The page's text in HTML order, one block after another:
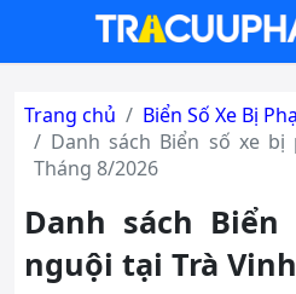
Trang chủ
Biển Số Xe Bị
Danh sách Biển số xe
Tháng 8/2026
Danh sách
nguội tại Trà